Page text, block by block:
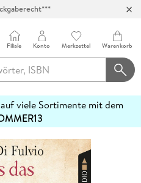
100 Filialen
Filiale Konto Merkzettel Warenkorb
viele Sortimente mit dem